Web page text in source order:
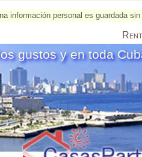
información personal es guardada
gustos y en toda